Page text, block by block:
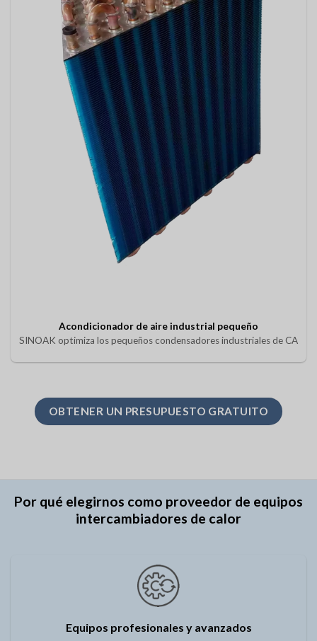
Acondicionador de aire industrial pequeño
SINOAK optimiza los pequeños condensadores industriales de CA
OBTENER UN PRESUPUESTO GRATUITO
Por qué elegirnos como proveedor de equipos
intercambiadores de calor
Equipos profesionales y avanzados